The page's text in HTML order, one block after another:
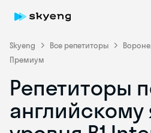
Skyeng Все репетиторы
Премиум
Репетиторы
английскому